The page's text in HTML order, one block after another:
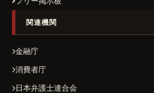
関連機関
金融庁
消費者庁
日本弁護士連合会